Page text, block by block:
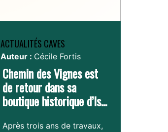
ACTUALITÉS CAVES
Auteur : Cécile Fortis
Chemin des Vignes est
de retour dans sa
boutique historique d’Is...
Après trois ans de travaux,